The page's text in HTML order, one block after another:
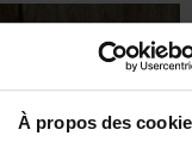
À propos des